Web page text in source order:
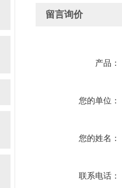
留言询价
产品：
您的单位：
您的姓名：
联系电话：